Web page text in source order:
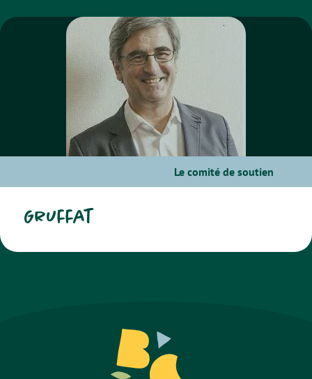
Le comité de soutien
Gruffat